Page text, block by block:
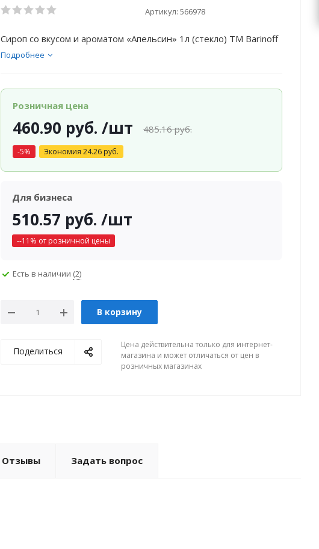
Артикул: 566978
Сироп со вкусом и ароматом «Апельсин» 1л (стекло) ТМ Barinoff
Подробнее
Розничная цена
460.90 руб. /шт 485.16руб.
-5% Экономия 24.26руб.
Для бизнеса
510.57 руб. /шт
--11 % от розничной цены
Есть в наличии (2)
В корзину
Поделиться
Цена действительна только для интернет-
магазина и может отличаться от цен в
розничных магазинах
Отзывы Задать вопрос